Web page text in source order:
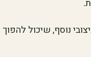
נוסף, שיכול להפוך